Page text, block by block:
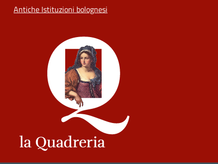
Antiche Istituzioni bolognesi